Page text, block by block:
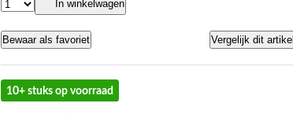
In winkelwagen
Bewaar als favoriet Vergelijk dit artikel
10+ stuks op voorraad